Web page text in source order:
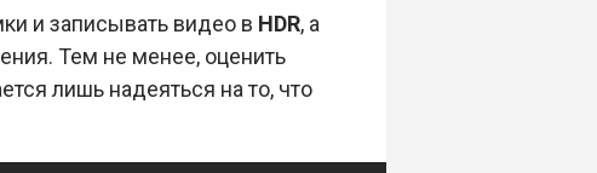
и записывать видео в HDR, а
Тем не менее, оценить
лишь надеяться на то, что